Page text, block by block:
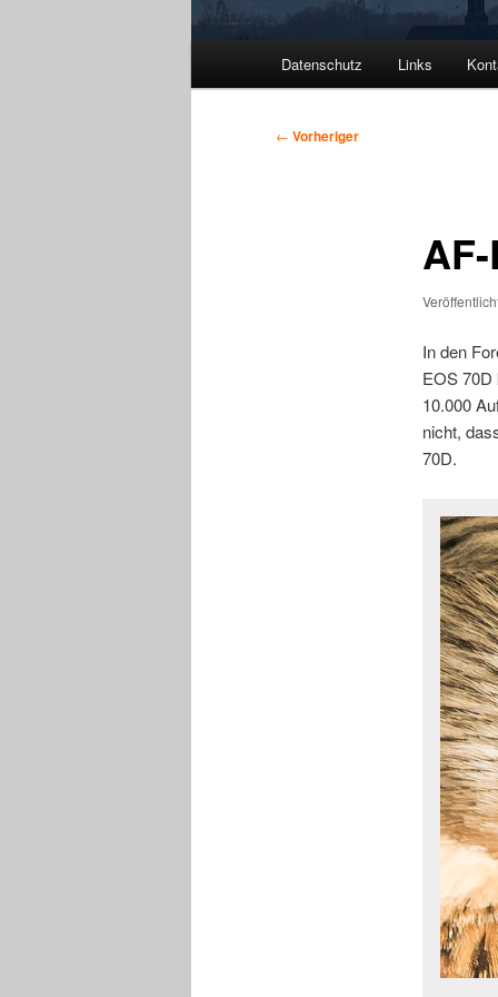
Datenschutz Links
Beitragsnavigation
← Vorheriger
In den
EOS 70D
10.000
nicht,
70D.